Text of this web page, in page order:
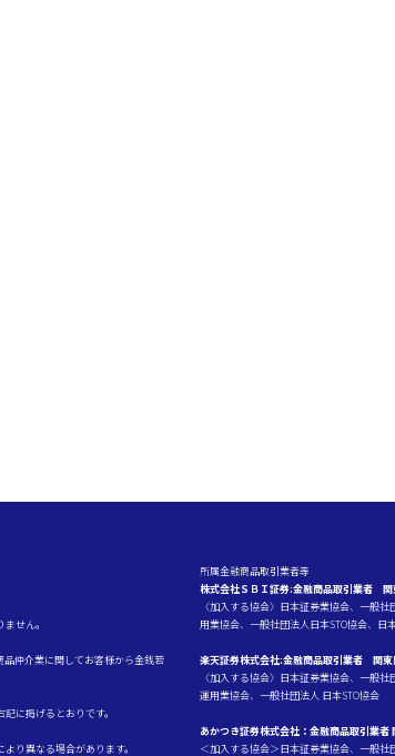
せん。
仲介業に関してお客様から金銭若
に掲げるとおりです。
り異なる場合があります。
所属金融商品取引業者等
株式会社ＳＢＩ証券:金融商品取引業者
〈加入する協会〉日本証券業協会、一般
用業協会、一般社団法人日本STO協会、
楽天証券株式会社:金融商品取引業者 関
〈加入する協会〉日本証券業協会、一般
運用業協会、一般社団法人 日本STO協会
あかつき証券株式会社：金融商品取引業者
＜加入する協会＞日本証券業協会、一般社